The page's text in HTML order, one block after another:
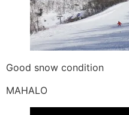
Good snow condition
MAHALO